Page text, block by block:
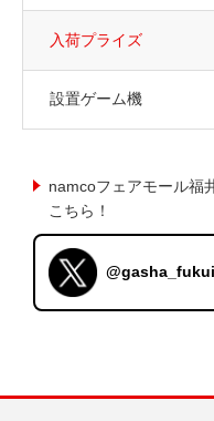
入荷プライズ
設置ゲーム機
namcoフェアモール福
こちら！
@gasha_fukui